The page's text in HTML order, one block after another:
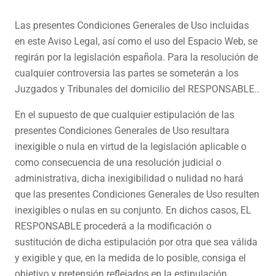
Las presentes Condiciones Generales de Uso incluidas
en este Aviso Legal, así como el uso del Espacio Web, se
regirán por la legislación española. Para la resolución de
cualquier controversia las partes se someterán a los
Juzgados y Tribunales del domicilio del RESPONSABLE..
En el supuesto de que cualquier estipulación de las
presentes Condiciones Generales de Uso resultara
inexigible o nula en virtud de la legislación aplicable o
como consecuencia de una resolución judicial o
administrativa, dicha inexigibilidad o nulidad no hará
que las presentes Condiciones Generales de Uso resulten
inexigibles o nulas en su conjunto. En dichos casos, EL
RESPONSABLE procederá a la modificación o
sustitución de dicha estipulación por otra que sea válida
y exigible y que, en la medida de lo posible, consiga el